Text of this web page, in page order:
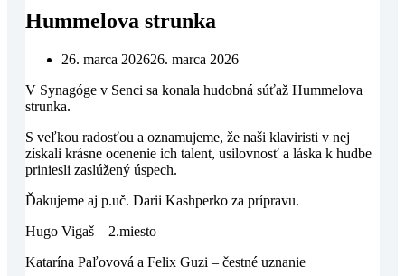
Hummelova strunka
26. marca 202626. marca 2026
V Synagóge v Senci sa konala hudobná súťaž Hummelova
strunka.
S veľkou radosťou a oznamujeme, že naši klaviristi v nej
získali krásne ocenenie ich talent, usilovnosť a láska k hudbe
priniesli zaslúžený úspech.
Ďakujeme aj p.uč. Darii Kashperko za prípravu.
Hugo Vigaš – 2.miesto
Katarína Paľovová a Felix Guzi – čestné uznanie